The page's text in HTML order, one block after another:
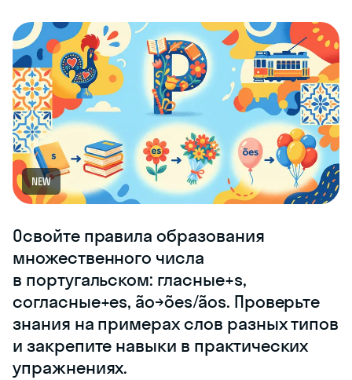
NEW
Освойте правила образования
множественного числа
в португальском: гласные+s,
согласные+es, ão→ões/ãos. Проверьте
знания на примерах слов разных типов
и закрепите навыки в практических
упражнениях.